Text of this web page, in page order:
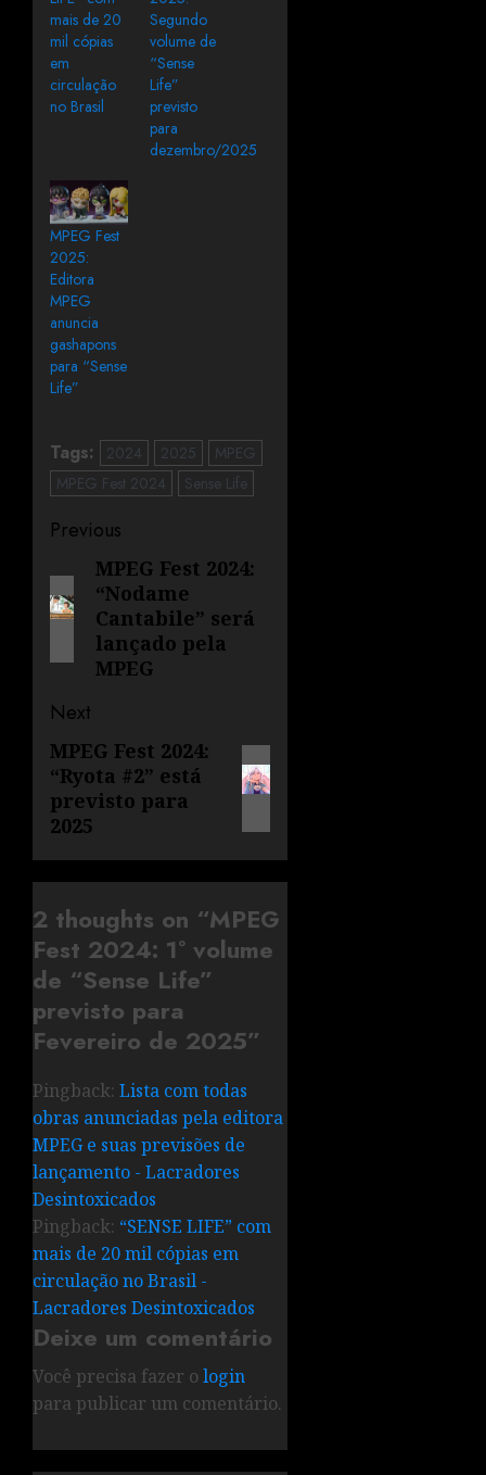
mais de 20
mil cópias
em
circulação
no Brasil
Segundo
volume de
“Sense
Life”
previsto
para
dezembro/2025
MPEG Fest
2025:
Editora
MPEG
anuncia
gashapons
para “Sense
Life”
Tags: 2024 2025
MPEG
MPEG Fest 2024
Sense Life
Previous
MPEG Fest 2024:
“Nodame
Cantabile” será
lançado pela
MPEG
Next
MPEG Fest 2024:
“Ryota #2” está
previsto para
2025
2 thoughts on “MPEG
Fest 2024: 1º volume
de “Sense Life”
previsto para
Fevereiro de 2025”
Pingback: Lista com todas
obras anunciadas pela editora
MPEG e suas previsões de
lançamento - Lacradores
Desintoxicados
Pingback: “SENSE LIFE” com
mais de 20 mil cópias em
circulação no Brasil -
Lacradores Desintoxicados
Deixe um comentário
Você precisa fazer o login
para publicar um comentário.